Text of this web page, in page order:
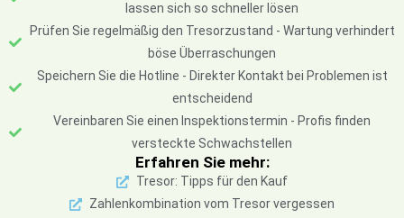
lassen sich so schneller lösen
Prüfen Sie regelmäßig den Tresorzustand - Wartung verhindert
böse Überraschungen
Speichern Sie die Hotline - Direkter Kontakt bei Problemen ist
entscheidend
Vereinbaren Sie einen Inspektionstermin - Profis finden
versteckte Schwachstellen
Erfahren Sie mehr:
Tresor: Tipps für den Kauf
Zahlenkombination vom Tresor vergessen